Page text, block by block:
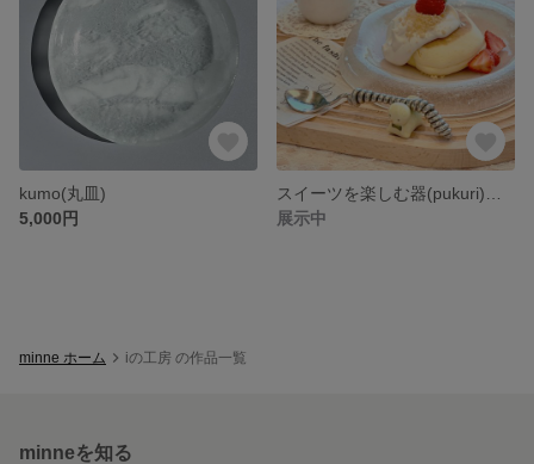
kumo(丸皿)
5,000円
展示中
minne ホーム iの工房 の作品一覧
minneを知る